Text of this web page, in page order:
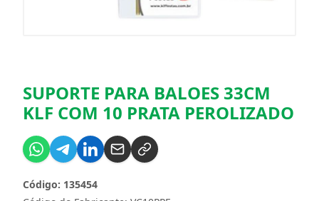
SUPORTE PARA BALOES 33CM
KLF COM 10 PRATA PEROLIZADO
Código: 135454